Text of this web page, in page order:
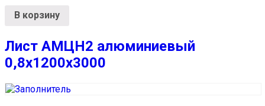
В корзину
Лист АМЦН2 алюминиевый
0,8х1200х3000